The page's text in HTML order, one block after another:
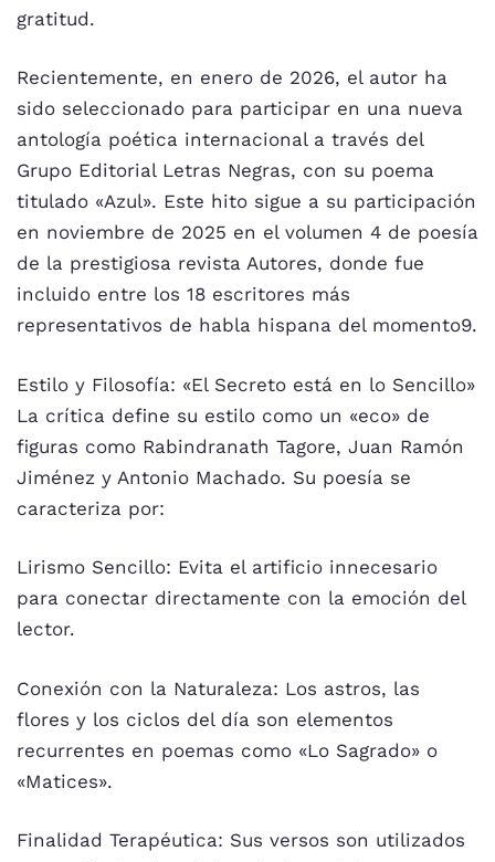
gratitud.
Recientemente, en enero de 2026, el autor ha
sido seleccionado para participar en una nueva
antología poética internacional a través del
Grupo Editorial Letras Negras, con su poema
titulado «Azul». Este hito sigue a su participación
en noviembre de 2025 en el volumen 4 de poesía
de la prestigiosa revista Autores, donde fue
incluido entre los 18 escritores más
representativos de habla hispana del momento9.
Estilo y Filosofía: «El Secreto está en lo Sencillo»
La crítica define su estilo como un «eco» de
figuras como Rabindranath Tagore, Juan Ramón
Jiménez y Antonio Machado. Su poesía se
caracteriza por:
Lirismo Sencillo: Evita el artificio innecesario
para conectar directamente con la emoción del
lector.
Conexión con la Naturaleza: Los astros, las
flores y los ciclos del día son elementos
recurrentes en poemas como «Lo Sagrado» o
«Matices».
Finalidad Terapéutica: Sus versos son utilizados